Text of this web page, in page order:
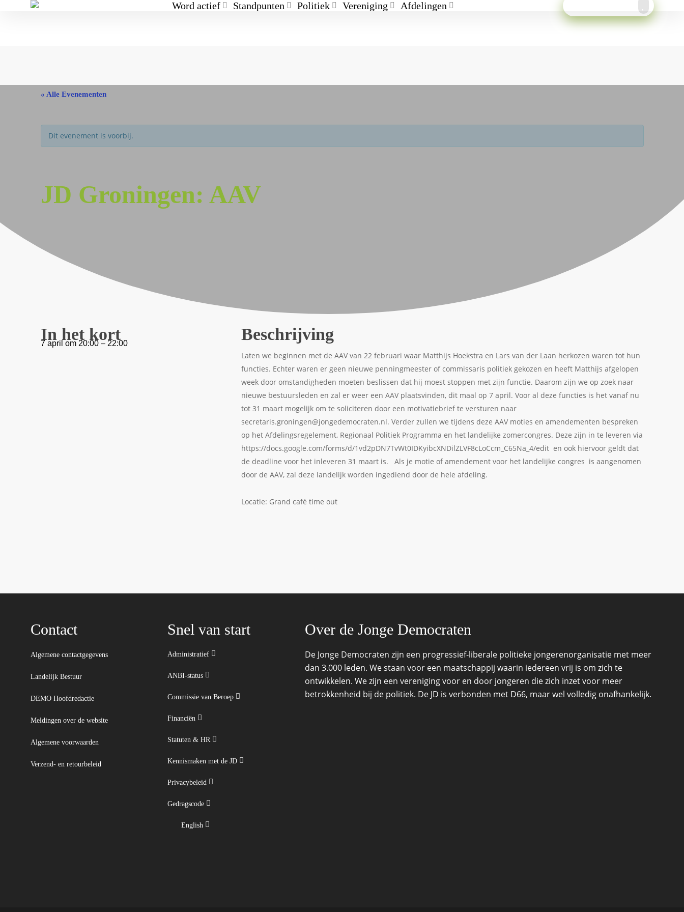
Word actief Standpunten Politiek Vereniging Afdelingen
« Alle Evenementen
Dit evenement is voorbij.
JD Groningen: AAV
In het kort
7 april om 20:00 – 22:00 Beschrijving
Laten we beginnen met de AAV van 22 februari waar Matthijs Hoekstra en Lars van der Laan herkozen waren tot hun
functies. Echter waren er geen nieuwe penningmeester of commissaris politiek gekozen en heeft Matthijs afgelopen
week door omstandigheden moeten beslissen dat hij moest stoppen met zijn functie. Daarom zijn we op zoek naar
nieuwe bestuursleden en zal er weer een AAV plaatsvinden, dit maal op 7 april. Voor al deze functies is het vanaf nu
tot 31 maart mogelijk om te soliciteren door een motivatiebrief te versturen naar
secretaris.groningen@jongedemocraten.nl. Verder zullen we tijdens deze AAV moties en amendementen bespreken
op het Afdelingsregelement, Regionaal Politiek Programma en het landelijke zomercongres. Deze zijn in te leveren via
https://docs.google.com/forms/d/1vd2pDN7TvWt0IDKyibcXNDilZLVF8cLoCcm_C65Na_4/edit en ook hiervoor geldt dat
de deadline voor het inleveren 31 maart is. Als je motie of amendement voor het landelijke congres is aangenomen
door de AAV, zal deze landelijk worden ingediend door de hele afdeling.
Locatie: Grand café time out
Contact
Algemene contactgegevens
Landelijk Bestuur
DEMO Hoofdredactie
Meldingen over de website
Algemene voorwaarden
Verzend- en retourbeleid
Snel van start
Administratief
ANBI-status
Commissie van Beroep
Financiën
Statuten & HR
Kennismaken met de JD
Privacybeleid
Gedragscode
English
Over de Jonge Democraten
De Jonge Democraten zijn een progressief-liberale politieke jongerenorganisatie met meer
dan 3.000 leden. We staan voor een maatschappij waarin iedereen vrij is om zich te
ontwikkelen. We zijn een vereniging voor en door jongeren die zich inzet voor meer
betrokkenheid bij de politiek. De JD is verbonden met D66, maar wel volledig onafhankelijk.